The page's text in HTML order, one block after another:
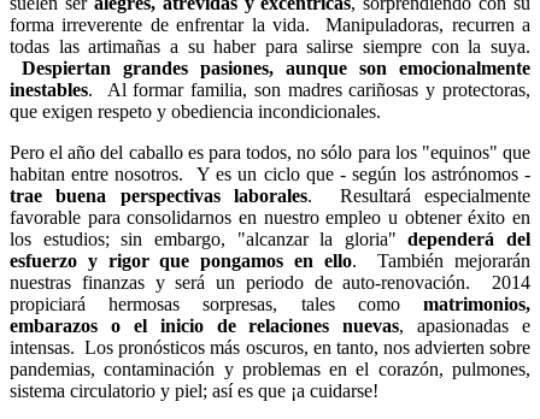
forma irreverente de enfrentar la vida. Manipuladoras, recurren a
todas las artimañas a su haber para salirse siempre con la suya.
Despiertan grandes pasiones, aunque son emocionalmente
inestables. Al formar familia, son madres cariñosas y protectoras,
que exigen respeto y obediencia incondicionales.
Pero el año del caballo es para todos, no sólo para los "equinos" que
habitan entre nosotros. Y es un ciclo que - según los astrónomos -
trae buena perspectivas laborales. Resultará especialmente
favorable para consolidarnos en nuestro empleo u obtener éxito en
los estudios; sin embargo, "alcanzar la gloria"dependerá del
esfuerzo y rigor que pongamos en ello. También mejorarán
nuestras finanzas y será un periodo de auto-renovación. 2014
propiciará hermosas sorpresas, tales como matrimonios,
embarazos o el inicio de relaciones nuevas, apasionadas e
intensas. Los pronósticos más oscuros, en tanto, nos advierten sobre
pandemias, contaminación y problemas en el corazón, pulmones,
sistema circulatorio y piel; así es que ¡a cuidarse!